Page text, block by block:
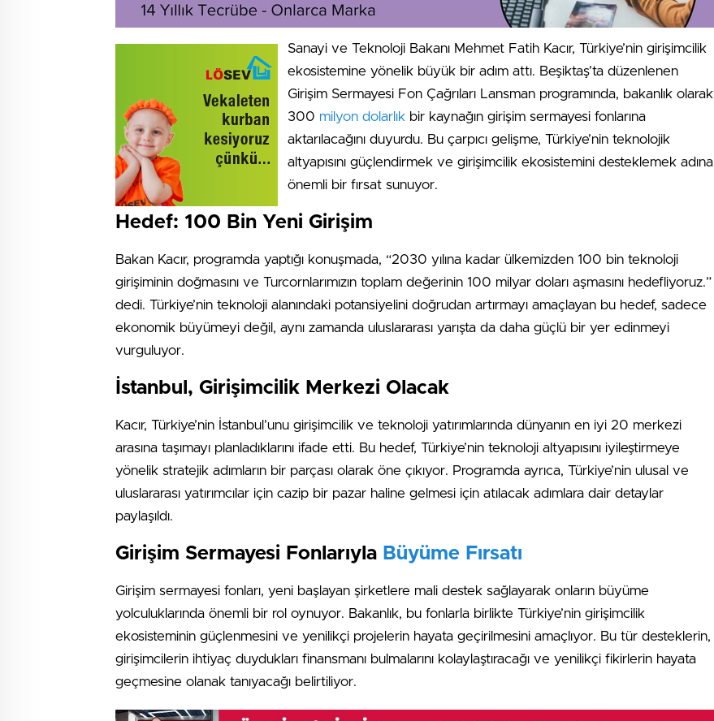
Sanayi ve Teknoloji Bakanı Mehmet Fatih Kacır, Türkiye’nin girişimcilik
ekosistemine yönelik büyük bir adım attı. Beşiktaş’ta düzenlenen
Girişim Sermayesi Fon Çağrıları Lansman programında, bakanlık olarak
300 milyon dolarlık bir kaynağın girişim sermayesi fonlarına
aktarılacağını duyurdu. Bu çarpıcı gelişme, Türkiye’nin teknolojik
altyapısını güçlendirmek ve girişimcilik ekosistemini desteklemek adına
önemli bir fırsat sunuyor.
Hedef: 100 Bin Yeni Girişim
Bakan Kacır, programda yaptığı konuşmada, “2030 yılına kadar ülkemizden 100 bin teknoloji
girişiminin doğmasını ve Turcornlarımızın toplam değerinin 100 milyar doları aşmasını hedefliyoruz.”
dedi. Türkiye’nin teknoloji alanındaki potansiyelini doğrudan artırmayı amaçlayan bu hedef, sadece
ekonomik büyümeyi değil, aynı zamanda uluslararası yarışta da daha güçlü bir yer edinmeyi
vurguluyor.
İstanbul, Girişimcilik Merkezi Olacak
Kacır, Türkiye’nin İstanbul’unu girişimcilik ve teknoloji yatırımlarında dünyanın en iyi 20 merkezi
arasına taşımayı planladıklarını ifade etti. Bu hedef, Türkiye’nin teknoloji altyapısını iyileştirmeye
yönelik stratejik adımların bir parçası olarak öne çıkıyor. Programda ayrıca, Türkiye’nin ulusal ve
uluslararası yatırımcılar için cazip bir pazar haline gelmesi için atılacak adımlara dair detaylar
paylaşıldı.
Girişim Sermayesi Fonlarıyla Büyüme Fırsatı
Girişim sermayesi fonları, yeni başlayan şirketlere mali destek sağlayarak onların büyüme
yolculuklarında önemli bir rol oynuyor. Bakanlık, bu fonlarla birlikte Türkiye’nin girişimcilik
ekosisteminin güçlenmesini ve yenilikçi projelerin hayata geçirilmesini amaçlıyor. Bu tür desteklerin,
girişimcilerin ihtiyaç duydukları finansmanı bulmalarını kolaylaştıracağı ve yenilikçi fikirlerin hayata
geçmesine olanak tanıyacağı belirtiliyor.